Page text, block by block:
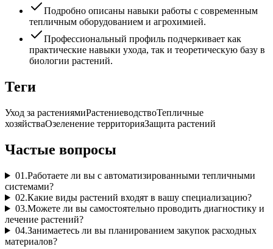
Подробно описаны навыки работы с современным
тепличным оборудованием и агрохимией.
Профессиональный профиль подчеркивает как
практические навыки ухода, так и теоретическую базу в
биологии растений.
Теги
Уход за растениямиРастениеводствоТепличные
хозяйстваОзеленение территорияЗащита растений
Частые вопросы
01 .Работаете ли вы с автоматизированными тепличными
системами?
02.Какие виды растений входят в вашу специализацию?
03.Можете ли вы самостоятельно проводить диагностику и
лечение растений?
04.Занимаетесь ли вы планированием закупок расходных
материалов?